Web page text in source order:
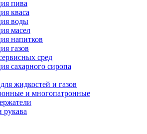
пива
кваса
воды
масел
напитков
газов
сред
сахарного сиропа
жидкостей и газов
и многопатронные